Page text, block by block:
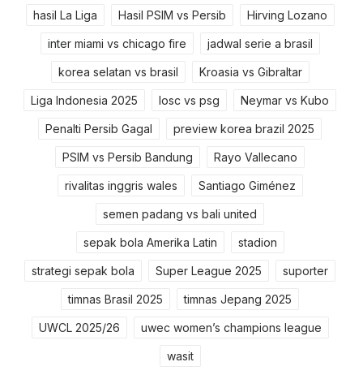
hasil La Liga Hasil PSIM vs Persib Hirving Lozano
inter miami vs chicago fire jadwal serie a brasil
korea selatan vs brasil Kroasia vs Gibraltar
Liga Indonesia 2025 losc vs psg Neymar vs Kubo
Penalti Persib Gagal preview korea brazil 2025
PSIM vs Persib Bandung Rayo Vallecano
rivalitas inggris wales Santiago Giménez
semen padang vs bali united
sepak bola Amerika Latin stadion
strategi sepak bola Super League 2025 suporter
timnas Brasil 2025 timnas Jepang 2025
UWCL 2025/26 uwec women’s champions league
wasit